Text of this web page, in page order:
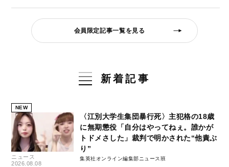
会員限定記事一覧を見る
新着記事
NEW
ニュース
2026.08.08
〈江別大学生集団暴行死〉主犯格の18歳
に無期懲役「自分はやってねぇ。誰かが
トドメさした」裁判で明かされた“他責ぶ
り”
集英社オンライン編集部ニュース班